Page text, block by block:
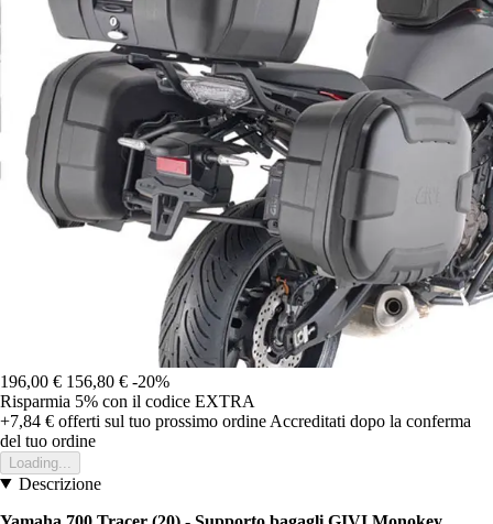
196,00 € 156,80 € -20%
Risparmia 5% con il codice EXTRA
+7,84 € offerti sul tuo prossimo ordine Accreditati dopo la conferma
del tuo ordine
Loading...
Descrizione